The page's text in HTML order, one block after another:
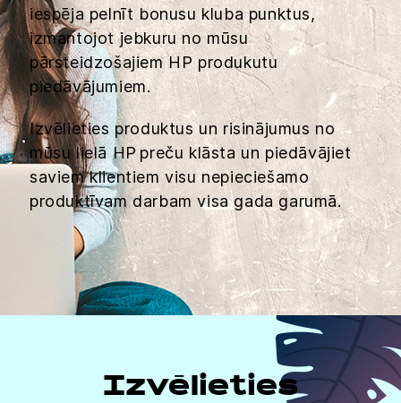
iespēja pelnīt bonusu kluba punktus,
izmantojot jebkuru no mūsu
pārsteidzošajiem HP produkutu
piedāvājumiem.
Izvēlieties produktus un risinājumus no
mūsu lielā HP preču klāsta un piedāvājiet
saviem klientiem visu nepieciešamo
produktīvam darbam visa gada garumā.
Izvēlieties